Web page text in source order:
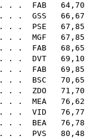
. . FAB 64,70
. . . GSS 66,67
. . PSE 67,85
. . MGF 67,85
. . FAB 68,65
. . . DVT 69,10
. . FAB 69,85
. . BSC 70,65
. . . ZDO 71,70
. . . MEA 76,62
. . VID 76,77
. . BEA 76,78
. . . PVS 80,48